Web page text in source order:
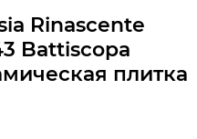
Rinascente
Battiscopa
плитка